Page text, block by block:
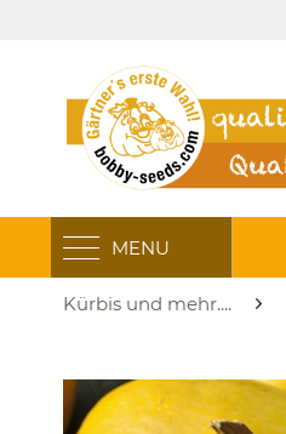
MENU
Kürbis und mehr....